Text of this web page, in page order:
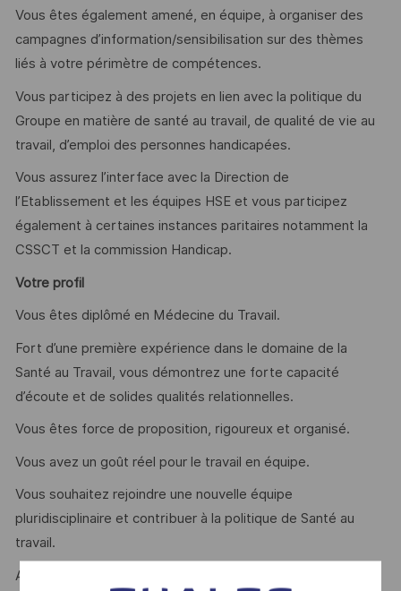
Vous êtes également amené, en équipe, à organiser des
campagnes d’information/sensibilisation sur des thèmes
liés à votre périmètre de compétences.
Vous participez à des projets en lien avec la politique du
Groupe en matière de santé au travail, de qualité de vie au
travail, d’emploi des personnes handicapées.
Vous assurez l’interface avec la Direction de
l’Etablissement et les équipes HSE et vous participez
également à certaines instances paritaires notamment la
CSSCT et la commission Handicap.
Votre profil
Vous êtes diplômé en Médecine du Travail.
Fort d’une première expérience dans le domaine de la
Santé au Travail, vous démontrez une forte capacité
d’écoute et de solides qualités relationnelles.
Vous êtes force de proposition, rigoureux et organisé.
Vous avez un goût réel pour le travail en équipe.
Vous souhaitez rejoindre une nouvelle équipe
pluridisciplinaire et contribuer à la politique de Santé au
travail.
Alors rejoignez-nous !